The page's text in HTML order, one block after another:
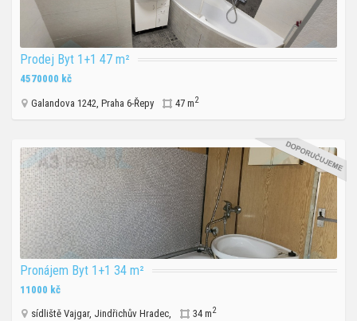
Prodej Byt 1+1 47 m²
4570000 kč
Galandova 1242, Praha 6-Řepy 47 m2
Pronájem Byt 1+1 34 m²
11000 kč
sídliště Vajgar, Jindřichův Hradec, 34 m2